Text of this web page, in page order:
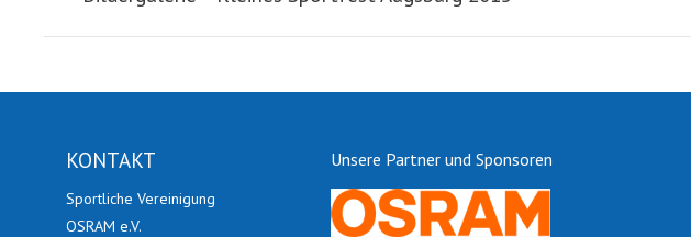
KONTAKT
Sportliche Vereinigung
OSRAM e.V.
Unsere Partner und Sponsoren